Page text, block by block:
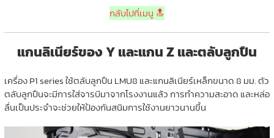
กลับไปที่เมนู 🔝
แกนลิเนียร์ของ Y และแกน Z และตลับลูกปืน
เครื่อง P1 series ใช้ตลับลูกปืน LMU8 และแกนลิเนียร์เหล็กขนาด 8 มม. ตัว
ตลับลูกปืนจะมีการใส่จารบีมาจากโรงงานแล้ว การทำความสะอาด และหล่อ
ลื่นเป็นประจำจะช่วยให้ป้องกันสนิมการใช้งานยาวนานขึ้น